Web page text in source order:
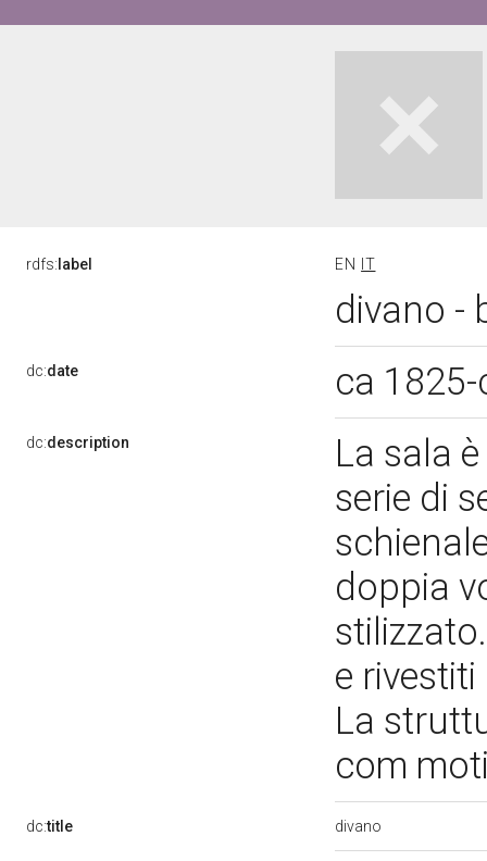
rdfs: label EN IT
divano -
dc:date ca
dc:description
La sala
serie di
doppia
e
La
com
dc:title divano